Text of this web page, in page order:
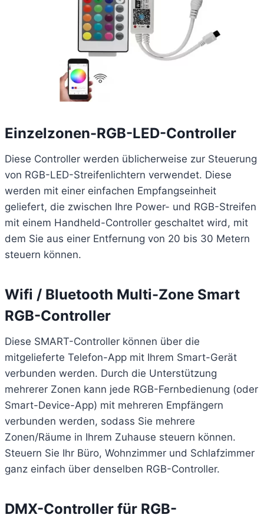
Einzelzonen-RGB-LED-Controller
Diese Controller werden üblicherweise zur Steuerung
von RGB-LED-Streifenlichtern verwendet. Diese
werden mit einer einfachen Empfangseinheit
geliefert, die zwischen Ihre Power- und RGB-Streifen
mit einem Handheld-Controller geschaltet wird, mit
dem Sie aus einer Entfernung von 20 bis 30 Metern
steuern können.
Wifi / Bluetooth Multi-Zone Smart
RGB-Controller
Diese SMART-Controller können über die
mitgelieferte Telefon-App mit Ihrem Smart-Gerät
verbunden werden. Durch die Unterstützung
mehrerer Zonen kann jede RGB-Fernbedienung (oder
Smart-Device-App) mit mehreren Empfängern
verbunden werden, sodass Sie mehrere
Zonen/Räume in Ihrem Zuhause steuern können.
Steuern Sie Ihr Büro, Wohnzimmer und Schlafzimmer
ganz einfach über denselben RGB-Controller.
DMX-Controller für RGB-